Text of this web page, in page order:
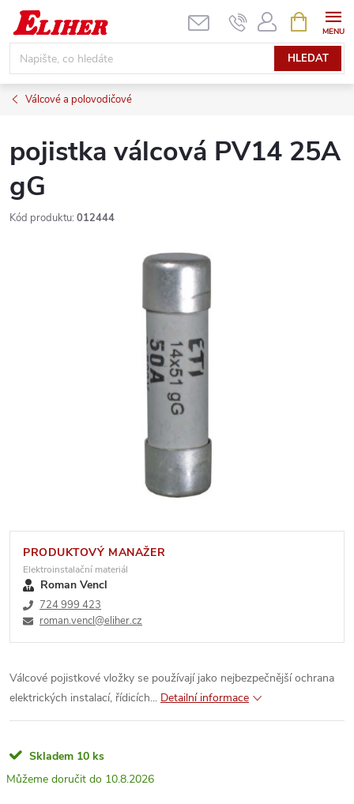
Přejít
obsah
HLEDAT
NÁKUPNÍ
KOŠÍK
Válcové a polovodičové
pojistka válcová PV14 25A
gG
Kód produktu: 012444
PRODUKTOVÝ MANAŽER
Elektroinstalační materiál
Roman Vencl
724 999 423
roman.vencl@eliher.cz
Válcové pojistkové vložky se používají jako nejbezpečnější ochrana
elektrických instalací, řídicích... Detailní informace
Skladem 10 ks
10.8.2026